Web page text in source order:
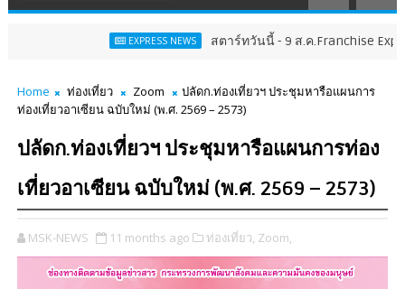
EXPRESS NEWS สตาร์ทวันนี้ - 9 ส.ค.Franchise Expo Thailand &
Home ท่องเที่ยว Zoom
ปลัดก.ท่องเที่ยวฯ ประชุมหารือแผนการ
ท่องเที่ยวอาเซียน ฉบับใหม่ (พ.ศ. 2569 – 2573)
ปลัดก.ท่องเที่ยวฯ ประชุมหารือแผนการท่อง
เที่ยวอาเซียน ฉบับใหม่ (พ.ศ. 2569 – 2573)
MSK-NEWS 11 months ago ท่องเที่ยว, Zoom,